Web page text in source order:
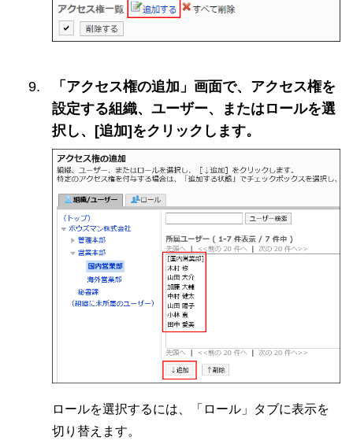
「アクセス権の追加」画面で、アクセス権を
設定する組織、ユーザー、またはロールを選
択し、[追加]をクリックします。
ロールを選択するには、「ロール」タブに表示を
切り替えます。